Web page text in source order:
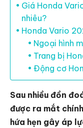
Giá Honda
nhiêu?
Honda Vario
Ngoại hình
Trang bị
Động cơ
Sau nhiều đồn
được ra mắt
hứa hẹn gây áp